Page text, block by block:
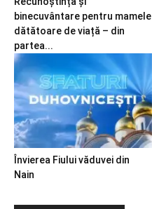
binecuvântare pentru mamele
dătătoare de viață – din
partea...
Învierea Fiului văduvei din
Nain